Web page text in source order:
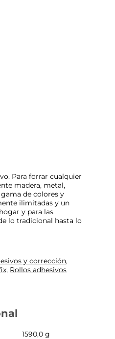
Para forrar cualquier
madera, metal,
de colores y
ilimitadas y un
y para las
lo tradicional hasta lo
y corrección,
, Rollos adhesivos
1590,0 g